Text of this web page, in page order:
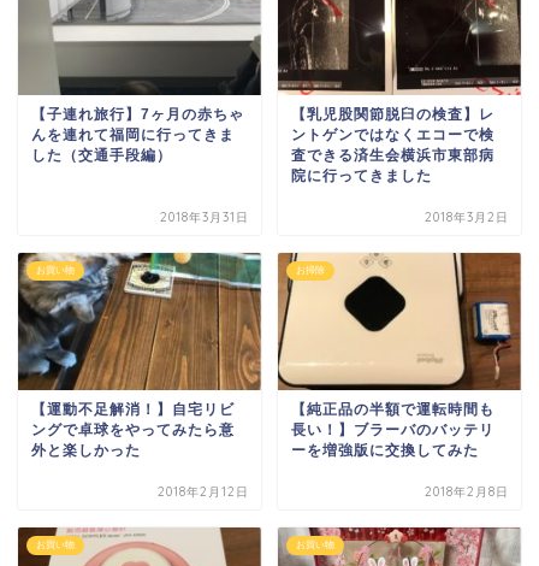
【子連れ旅行】7ヶ月の赤ちゃ
んを連れて福岡に行ってきま
した（交通手段編）
2018年3月31日
【乳児股関節脱臼の検査】レ
ントゲンではなくエコーで検
査できる済生会横浜市東部病
院に行ってきました
2018年3月2日
お買い物
【運動不足解消！】自宅リビ
ングで卓球をやってみたら意
外と楽しかった
2018年2月12日
お掃除
【純正品の半額で運転時間も
長い！】ブラーバのバッテリ
ーを増強版に交換してみた
2018年2月8日
お買い物 お買い物